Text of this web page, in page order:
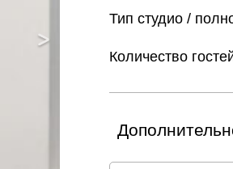
Типстудио /
Количество